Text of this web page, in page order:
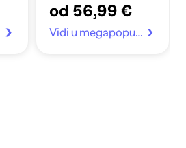
od 56,99 €
Vidi u megapopust.hr